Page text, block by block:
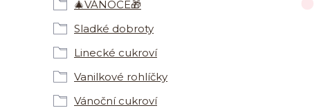
🎄VÁNOCE🎁
Sladké dobroty
Linecké cukroví
Vanilkové rohlíčky
Vánoční cukroví